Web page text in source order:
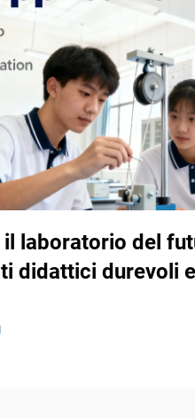
laboratorio del
didattici durevoli